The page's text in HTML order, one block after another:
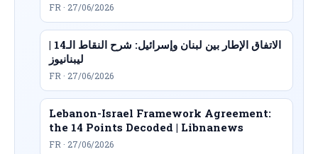
FR · 27/06/2026
الاتفاق الإطار بين لبنان وإسرائيل: شرح النقاط الـ14 |
ليبنانيوز
FR · 27/06/2026
Lebanon-Israel Framework Agreement:
the 14 Points Decoded | Libnanews
FR · 27/06/2026